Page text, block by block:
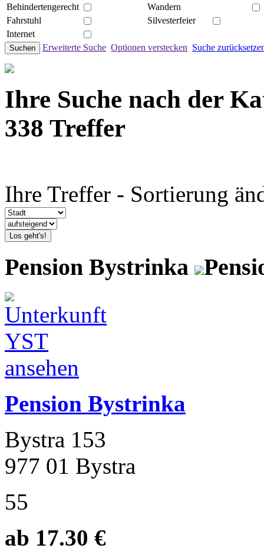
Behindertengerecht
Wandern
Fahrstuhl
Silvesterfeier
Internet
Suchen Erweiterte Suche Optionen verstecken Suche
Ihre Suche nach der
338 Treffer
Ihre Treffer - Sortierung
Los geht's!
Pension Bystrinka
Pension Bystrinka
Bystra 153
977 01 Bystra
55
ab 17.30 €